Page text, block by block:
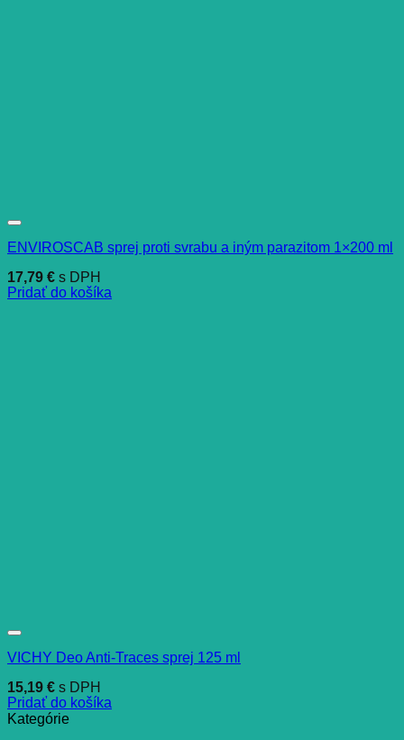
ENVIROSCAB sprej proti svrabu a iným parazitom 1×200 ml
17,79 € s DPH
Pridať do košíka
VICHY Deo Anti-Traces sprej 125 ml
15,19 € s DPH
Pridať do košíka
Kategórie